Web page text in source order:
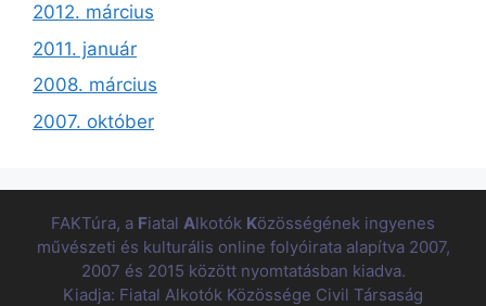
2012. március
2011. január
2008. március
2007. október
FAKTúra, a Fiatal Alkotók Közösségének ingyenes
művészeti és kulturális online folyóirata alapítva 2007,
2007 és 2015 között nyomtatásban kiadva.
Kiadja: Fiatal Alkotók Közössége Civil Társaság